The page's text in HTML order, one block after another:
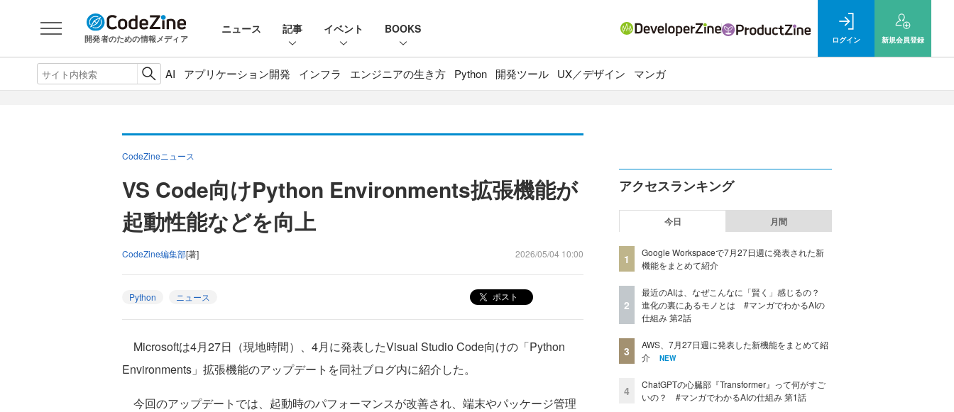
開発者のための情報メディア
ニュース 記事 イベント BOOKS
ログイン 新規会員登録
AI アプリケーション開発 インフラ エンジニアの生き方 Python 開発ツール UX／デザイン マンガ
CodeZineニュース
VS Code向けPython Environments拡張機能が
起動性能などを向上
CodeZine編集部[著] 2026/05/04 10:00
Python ニュース ポスト
Microsoftは4月27日（現地時間）、4月に発表したVisual Studio Code向けの「Python
Environments」拡張機能のアップデートを同社ブログ内に紹介した。
今回のアップデートでは、起動時のパフォーマンスが改善され、端末やパッケージ管理
アクセスランキング
今日 月間
1
Google Workspaceで7月27日週に発表された新
機能をまとめて紹介
2
最近のAIは、なぜこんなに「賢く」感じるの？
進化の裏にあるモノとは #マンガでわかるAIの
仕組み 第2話
3
AWS、7月27日週に発表した新機能をまとめて紹
介
NEW
4
ChatGPTの心臓部『Transformer』って何がすご
いの？ #マンガでわかるAIの仕組み 第1話